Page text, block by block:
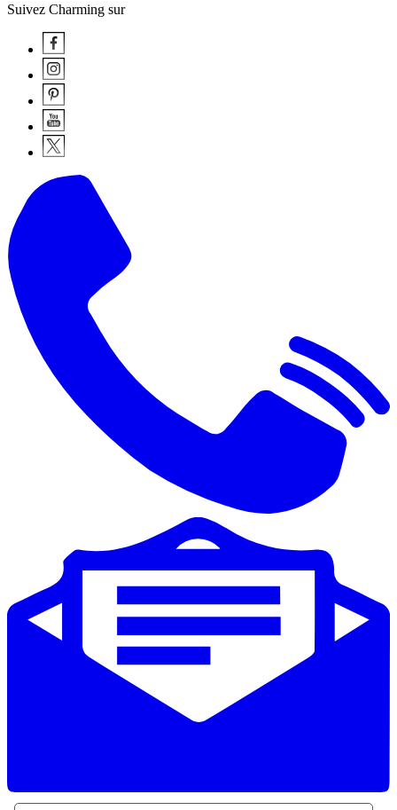
Suivez Charming sur